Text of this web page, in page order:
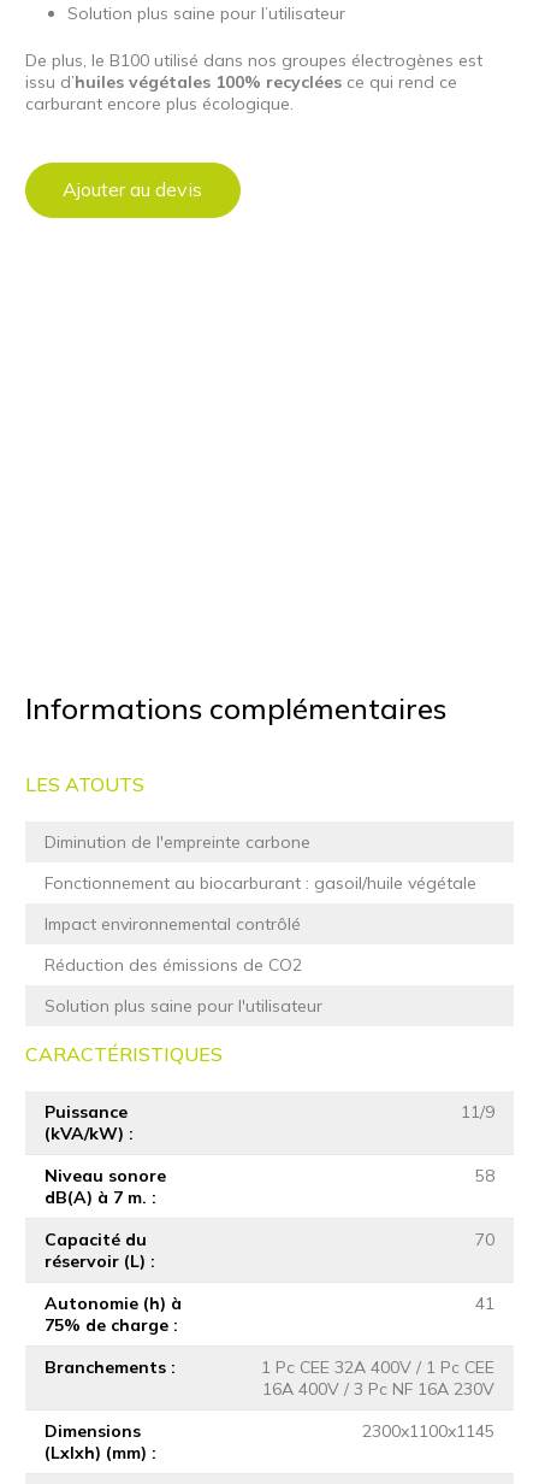
Solution plus saine pour l’utilisateur
De plus, le B100 utilisé dans nos groupes électrogènes est
issu d’huiles végétales 100% recyclées ce qui rend ce
carburant encore plus écologique.
Ajouter au devis
Informations complémentaires
LES ATOUTS
Diminution de l'empreinte carbone
Fonctionnement au biocarburant : gasoil/huile végétale
Impact environnemental contrôlé
Réduction des émissions de CO2
Solution plus saine pour l'utilisateur
CARACTÉRISTIQUES
Puissance
(kVA/kW)
11/9
Niveau sonore
dB(A) à 7 m.
58
Capacité du
réservoir (L)
70
Autonomie (h) à
75% de charge
41
Branchements
1 Pc CEE 32A 400V / 1 Pc CEE
16A 400V / 3 Pc NF 16A 230V
Dimensions
(Lxlxh) (mm)
2300x1100x1145